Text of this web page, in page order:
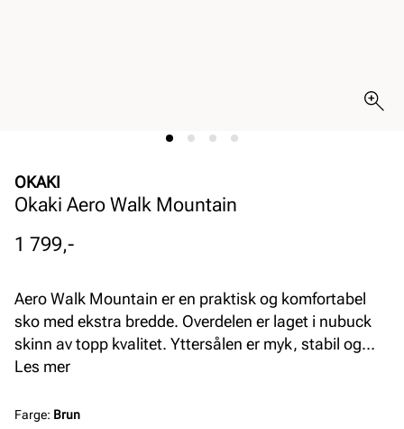
OKAKI
Okaki Aero Walk Mountain
Pris
1 799,-
Aero Walk Mountain er en praktisk og komfortabel
sko med ekstra bredde. Overdelen er laget i nubuck
skinn av topp kvalitet. Yttersålen er myk, stabil og
støtdempende, og har gummi under som gir et godt
Sympatex-membran.
Les mer
Farge: Brun